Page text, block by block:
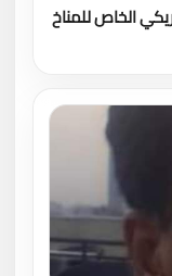
الخاص للمناخ